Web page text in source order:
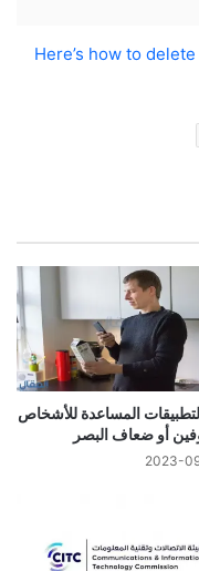
Here’s how to
المساعدة للأشخاص
أو ضعاف البصر
2023-